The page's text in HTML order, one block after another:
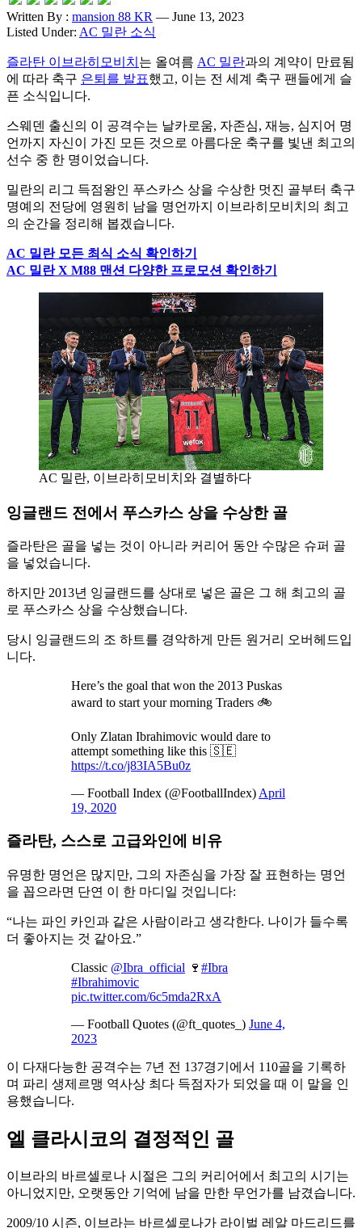
Written By : mansion 88 KR — June 13, 2023
Listed Under: AC 밀란 소식
즐라탄 이브라히모비치 는 올여름 AC 밀란과의 계약이 만료됨
에 따라 축구 은퇴를 발표했고, 이는 전 세계 축구 팬들에게 슬
픈 소식입니다.
스웨덴 출신의 이 공격수는 날카로움, 자존심, 재능, 심지어 명
언까지 자신이 가진 모든 것으로 아름다운 축구를 빛낸 최고의
선수 중 한 명이었습니다.
밀란의 리그 득점왕인 푸스카스 상을 수상한 멋진 골부터 축구
명예의 전당에 영원히 남을 명언까지 이브라히모비치의 최고
의 순간을 정리해 봅겠습니다.
AC 밀란 모든 최식 소식 확인하기
AC 밀란 X M88 맨션 다양한 프로모션 확인하기
AC 밀란, 이브라히모비치와 결별하다
잉글랜드 전에서 푸스카스 상을 수상한 골
즐라탄은 골을 넣는 것이 아니라 커리어 동안 수많은 슈퍼 골
을 넣었습니다.
하지만 2013년 잉글랜드를 상대로 넣은 골은 그 해 최고의 골
로 푸스카스 상을 수상했습니다.
당시 잉글랜드의 조 하트를 경악하게 만든 원거리 오버헤드입
니다.
Here’s the goal that won the 2013 Puskas
award to start your morning Traders 🚲
Only Zlatan Ibrahimovic would dare to
attempt something like this 🇸🇪
https://t.co/j83IA5Bu0z
— Football Index (@FootballIndex) April
19, 2020
즐라탄, 스스로 고급와인에 비유
유명한 명언은 많지만, 그의 자존심을 가장 잘 표현하는 명언
을 꼽으라면 단연 이 한 마디일 것입니다:
“나는 파인 카인과 같은 사람이라고 생각한다. 나이가 들수록
더 좋아지는 것 같아요.”
Classic @Ibra_official 🍷 #Ibra
#Ibrahimovic
pic.twitter.com/6c5mda2RxA
— Football Quotes (@ft_quotes_) June 4,
2023
이 다재다능한 공격수는 7년 전 137경기에서 110골을 기록하
며 파리 생제르맹 역사상 최다 득점자가 되었을 때 이 말을 인
용했습니다.
엘 클라시코의 결정적인 골
이브라의 바르셀로나 시절은 그의 커리어에서 최고의 시기는
아니었지만, 오랫동안 기억에 남을 만한 무언가를 남겼습니다.
2009/10 시즌, 이브라는 바르셀로나가 라이벌 레알 마드리드를